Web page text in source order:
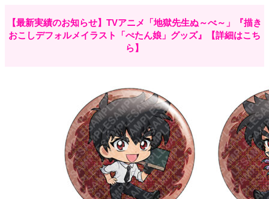
【最新実績のお知らせ】TVアニメ「地獄先生ぬ～べ～」『描き
おこしデフォルメイラスト「ぺたん娘」グッズ』【詳細はこち
ら】